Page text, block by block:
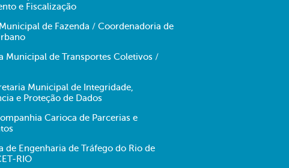
e Fiscalização
de Fazenda / Coordenadoria de
Municipal de Transportes Coletivos /
Municipal de Integridade,
e Proteção de Dados
Carioca de Parcerias e
de Engenharia de Tráfego do Rio de
RIO